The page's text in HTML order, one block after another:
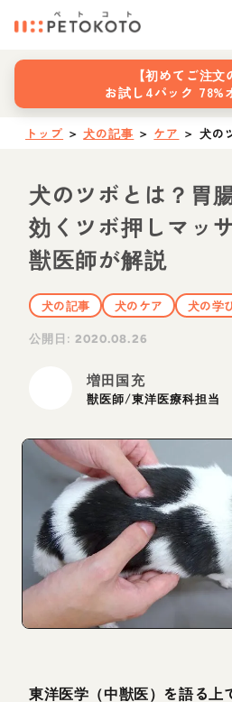
【初めてご注文
お試し4パック 78%
トップ ＞ 犬の記事 ＞ ケア ＞ 犬の
犬のツボとは？胃
効くツボ押しマッ
獣医師が解説
犬の記事 犬のケア
犬の学
公開日:2020.08.26
増田国充
獣医師/東洋医療科担当
東洋医学（中獣医）を語る上